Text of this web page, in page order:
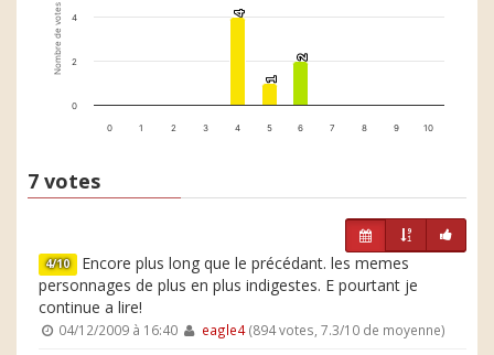
Nombre de votes 4
4
1
1
2
2
0 1 2 3 4 5 6 7 8 9 10
0
2
4
7 votes
4/10 Encore plus long que le précédant. les memes
personnages de plus en plus indigestes. E pourtant je
continue a lire!
04/12/2009 à 16:40 eagle4(894 votes, 7.3/10 de moyenne)